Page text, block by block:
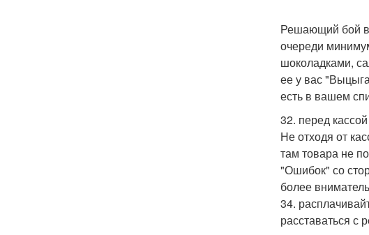
Решающий бой
очереди
шоколадками,
ее у вас
есть в вашем
32. перед
Не отходя от
там товара не
"Ошибок" со
более
34.
расставаться с